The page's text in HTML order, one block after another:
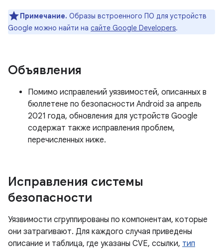
Примечание. Образы встроенного ПО для устройств
Google можно найти на сайте Google Developers.
Объявления
Помимо исправлений уязвимостей, описанных в
бюллетене по безопасности Android за апрель
2021 года, обновления для устройств Google
содержат также исправления проблем,
перечисленных ниже.
Исправления системы
безопасности
Уязвимости сгруппированы по компонентам, которые
они затрагивают. Для каждого случая приведены
описание и таблица, где указаны CVE, ссылки, тип